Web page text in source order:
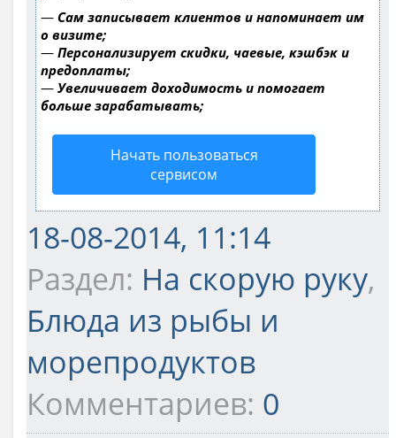
— Сам записывает клиентов и напоминает им
о визите;
— Персонализирует скидки, чаевые, кэшбэк и
предоплаты;
— Увеличивает доходимость и помогает
больше зарабатывать;
Начать пользоваться
сервисом
18-08-2014, 11:14
Раздел: На скорую руку,
Блюда из рыбы и
морепродуктов
Комментариев: 0